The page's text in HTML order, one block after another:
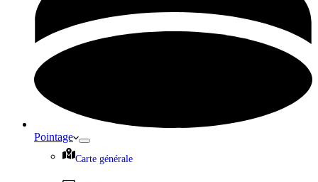
Pointage
Carte générale